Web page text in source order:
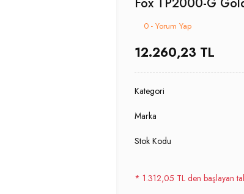
0 - Yorum Yap
12.260,23 TL
Kategori
Marka
Stok Kodu
* 1.312,05 TL den başlayan